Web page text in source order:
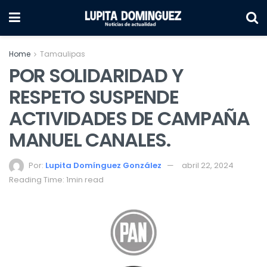
Home Tamaulipas
POR SOLIDARIDAD Y
RESPETO SUSPENDE
ACTIVIDADES DE CAMPAÑA
MANUEL CANALES.
Por: Lupita Domínguez González
abril 22, 2024
Reading Time: 1min read